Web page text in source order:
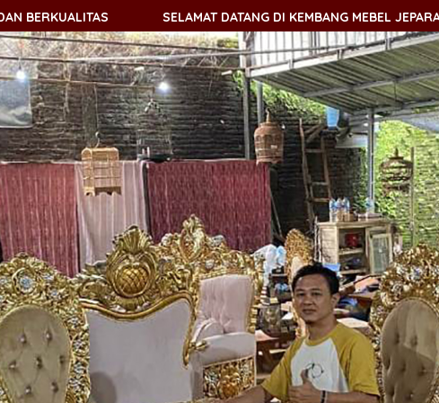
SELAMAT DATANG DI KEMBANG MEBEL JEPARA - TOKO MEBEL
SELAMAT DATANG DI KEMBANG MEBEL JEPARA - TOKO MEBEL
SELAMAT DATANG DI KEMBANG MEBEL JEPARA - TOKO MEBEL